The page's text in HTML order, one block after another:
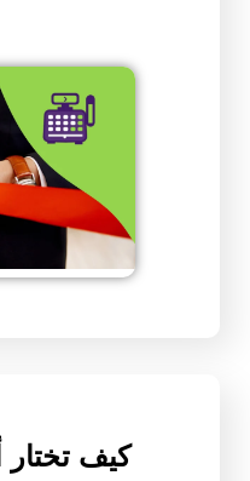
كيف